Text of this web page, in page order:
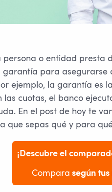
persona o entidad presta
garantía para asegurarse
ejemplo, la garantía es
las cuotas, el banco
En el post de hoy te
que sepas qué y para
¡Descubre el
Compara según